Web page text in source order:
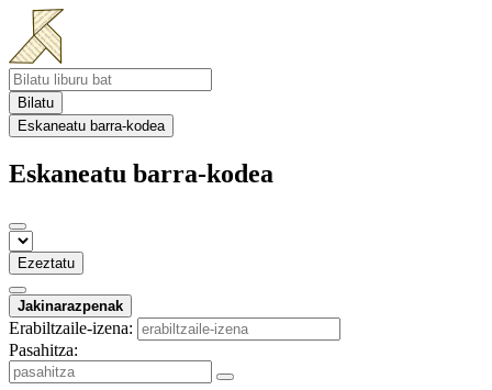
Bilatu
Eskaneatu barra-kodea
Eskaneatu barra-kodea
Ezeztatu
Jakinarazpenak
Erabiltzaile-izena:
Pasahitza: